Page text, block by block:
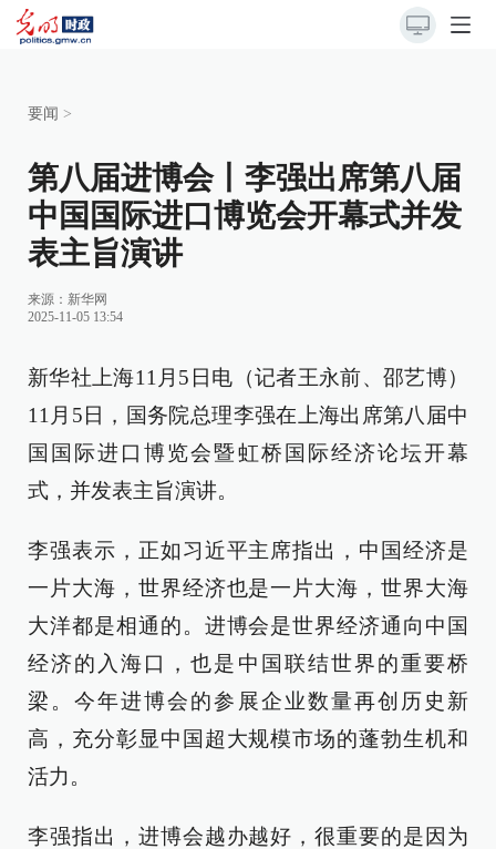
要闻 >
第八届进博会丨李强出席第八届
中国国际进口博览会开幕式并发
表主旨演讲
来源： 新华网
2025-11-05 13:54
新华社上海11月5日电（记者王永前、邵艺博）
11月5日，国务院总理李强在上海出席第八届中
国国际进口博览会暨虹桥国际经济论坛开幕
式，并发表主旨演讲。
李强表示，正如习近平主席指出，中国经济是
一片大海，世界经济也是一片大海，世界大海
大洋都是相通的。进博会是世界经济通向中国
经济的入海口，也是中国联结世界的重要桥
梁。今年进博会的参展企业数量再创历史新
高，充分彰显中国超大规模市场的蓬勃生机和
活力。
李强指出，进博会越办越好，很重要的是因为